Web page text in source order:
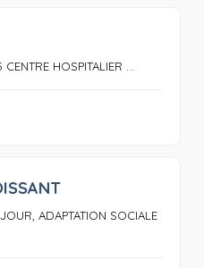
HOSPITALIER ...
ADAPTATION SOCIALE